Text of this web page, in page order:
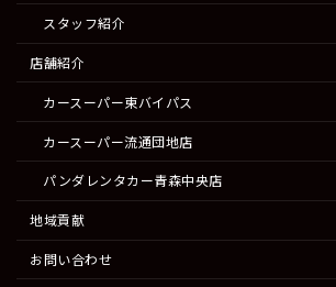
スタッフ紹介
店舗紹介
カースーパー東バイパス
カースーパー流通団地店
パンダレンタカー青森中央店
地域貢献
お問い合わせ